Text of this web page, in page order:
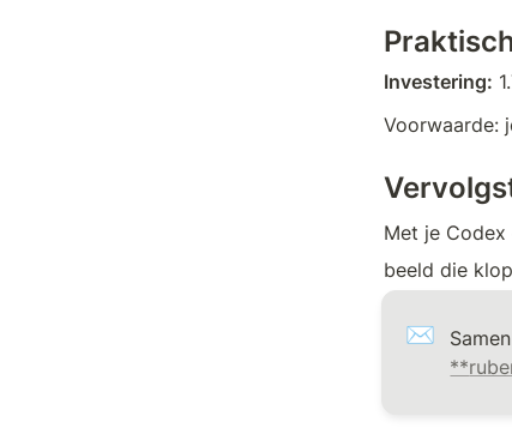
Investering:
Voorwaarde:
Met je
beeld die
✉️
**